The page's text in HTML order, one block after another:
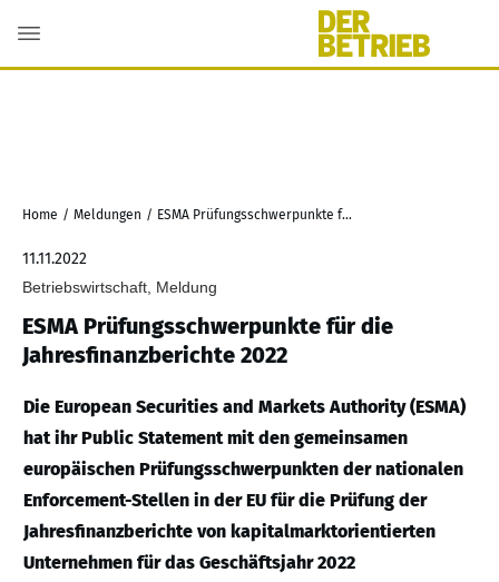
Home / Meldungen / ESMA Prüfungsschwerpunkte für die Jahresfinanzberichte 2022
11.11.2022
Betriebswirtschaft, Meldung
ESMA Prüfungsschwerpunkte für die
Jahresfinanzberichte 2022
Die European Securities and Markets Authority (ESMA)
hat ihr Public Statement mit den gemeinsamen
europäischen Prüfungsschwerpunkten der nationalen
Enforcement-Stellen in der EU für die Prüfung der
Jahresfinanzberichte von kapitalmarktorientierten
Unternehmen für das Geschäftsjahr 2022